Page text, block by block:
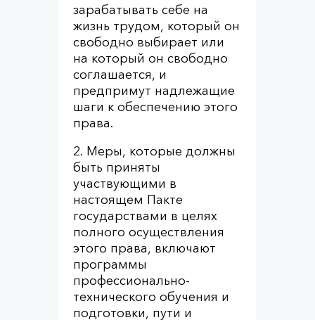
зарабатывать себе на
жизнь трудом, который он
свободно выбирает или
на который он свободно
соглашается, и
предпримут надлежащие
шаги к обеспечению этого
права.
2. Меры, которые должны
быть приняты
участвующими в
настоящем Пакте
государствами в целях
полного осуществления
этого права, включают
программы
профессионально-
технического обучения и
подготовки, пути и